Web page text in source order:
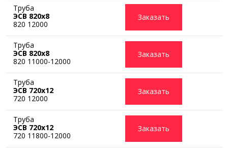
Труба
ЭСВ 820х8
820 12000
Заказать
Труба
ЭСВ 820х8
820 11000-12000
Заказать
Труба
ЭСВ 720х12
720 12000
Заказать
Труба
ЭСВ 720х12
720 11800-12000
Заказать